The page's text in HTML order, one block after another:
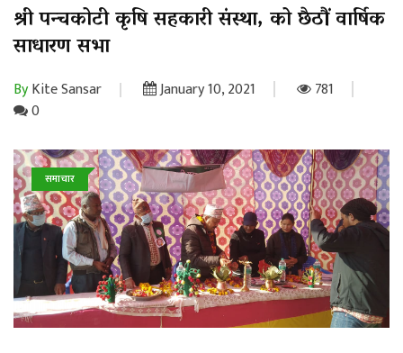
श्री पन्चकोटी कृषि सहकारी संस्था, को छैठौं वार्षिक
साधारण सभा
ByKite Sansar January 10, 2021
781
0
समाचार